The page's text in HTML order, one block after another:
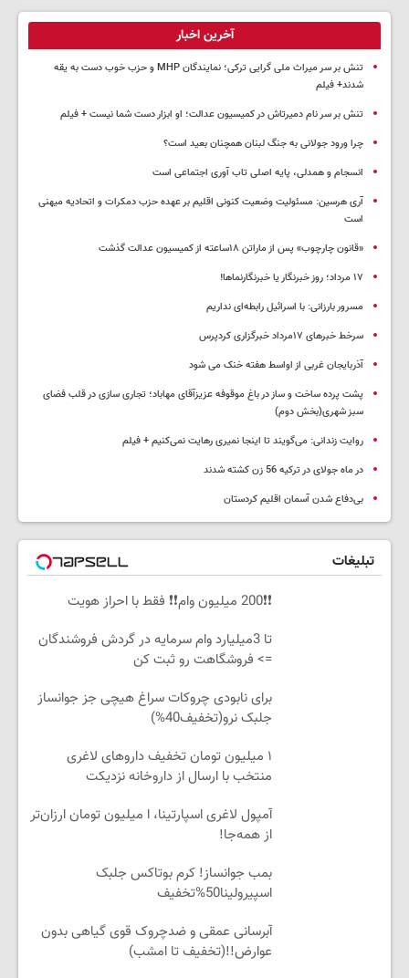
آخرین اخبار
تنش بر سر میراث ملی گرایی ترکی؛ نمایندگان MHP و حزب خوب دست به یقه
شدند+ فیلم
تنش بر سر نام دمیرتاش در کمیسیون عدالت؛ او ابزار دست شما نیست + فیلم
چرا ورود جولانی به جنگ لبنان همچنان بعید است؟
انسجام و همدلی، پایه اصلی تاب آوری اجتماعی است
آری هرسین: مسئولیت وضعیت کنونی اقلیم بر عهده حزب دمکرات و اتحادیه میهنی
است
«قانون چارچوب» پس از ماراتن ۱۸ساعته از کمیسیون عدالت گذشت
١٧ مرداد؛ روز خبرنگار یا خبرنگارنماها!
مسرور بارزانی: با اسرائیل رابطه‌ای نداریم
سرخط خبرهای ۱۷مرداد خبرگزاری کردپرس
آذربایجان غربی از اواسط هفته خنک می شود
پشت پرده ساخت و ساز در باغ موقوفه عزیزآقای مهاباد؛ تجاری سازی در قلب فضای
سبز شهری(بخش دوم)
روایت زندانی: می‌گویند تا اینجا نمیری رهایت نمی‌کنیم + فیلم
در ماه جولای در ترکیه 56 زن کشته شدند
بی‌دفاع شدن آسمان اقلیم کردستان
تبلیغات
❗❗200 میلیون وام❗❗ فقط با احراز هویت
تا 3میلیارد وام سرمایه در گردش فروشندگان
=> فروشگاهت رو ثبت کن
برای نابودی چروکات سراغ هیچی جز جوانساز
جلبک نرو(تخفیف40%)
۱ میلیون تومان تخفیف داروهای لاغری
منتخب با ارسال از داروخانه نزدیکت
آمپول لاغری اسپارتینا، ا میلیون تومان ارزان‌تر
از همه‌جا!
بمب جوانساز! کرم بوتاکس جلبک
اسپیرولینا50%تخفیف
آبرسانی عمقی و ضدچروک قوی گیاهی بدون
عوارض!!(تخفیف تا امشب)